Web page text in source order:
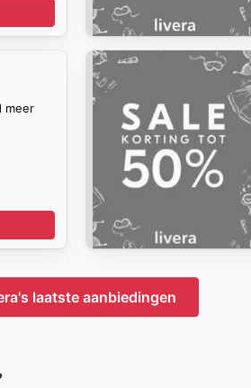
meer
laatste aanbiedingen